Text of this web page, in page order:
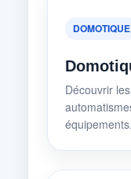
DOMOTIQUE
Découvrir
équipements.